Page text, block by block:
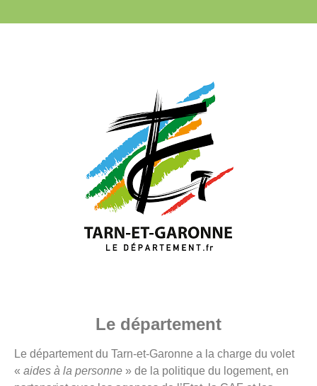
Le département
Le département du Tarn-et-Garonne a la charge du volet
« aides à la personne » de la politique du logement, en